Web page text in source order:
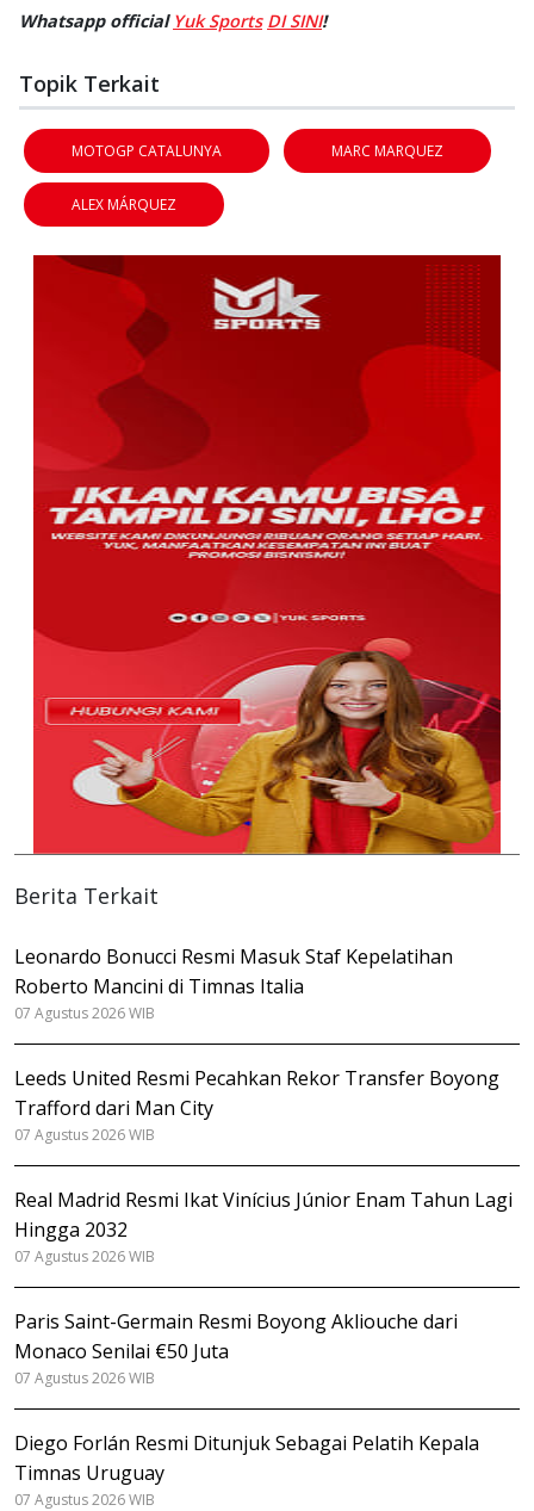
Whatsapp official Yuk Sports DI SINI!
Topik Terkait
MOTOGP CATALUNYA MARC MARQUEZ
ALEX MÁRQUEZ
Berita Terkait
Leonardo Bonucci Resmi Masuk Staf Kepelatihan
Roberto Mancini di Timnas Italia
07 Agustus 2026 WIB
Leeds United Resmi Pecahkan Rekor Transfer Boyong
Trafford dari Man City
07 Agustus 2026 WIB
Real Madrid Resmi Ikat Vinícius Júnior Enam Tahun Lagi
Hingga 2032
07 Agustus 2026 WIB
Paris Saint-Germain Resmi Boyong Akliouche dari
Monaco Senilai €50 Juta
07 Agustus 2026 WIB
Diego Forlán Resmi Ditunjuk Sebagai Pelatih Kepala
Timnas Uruguay
07 Agustus 2026 WIB